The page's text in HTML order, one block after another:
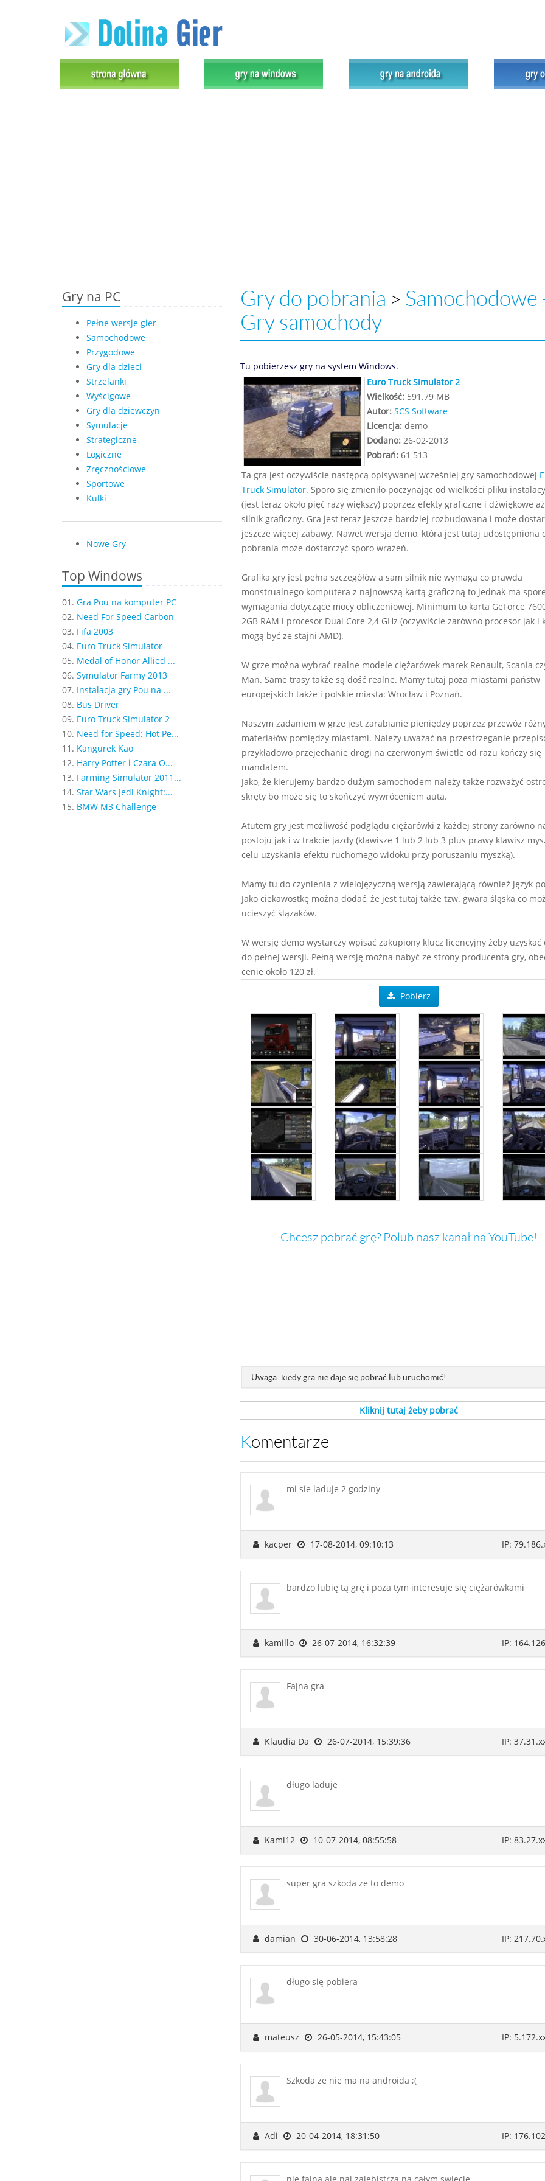
Gry na PC
Pełne wersje gier
Samochodowe
Przygodowe
Gry dla dzieci
Strzelanki
Wyścigowe
Gry dla dziewczyn
Symulacje
Strategiczne
Logiczne
Zręcznościowe
Sportowe
Kulki
Nowe Gry
Top Windows
01. Gra Pou na komputer PC
02. Need For Speed Carbon
03. Fifa 2003
04. Euro Truck Simulator
05. Medal of Honor Allied ...
06. Symulator Farmy 2013
07. Instalacja gry Pou na ...
08. Bus Driver
09. Euro Truck Simulator 2
10. Need for Speed: Hot Pe...
11. Kangurek Kao
12. Harry Potter i Czara O...
13. Farming Simulator 2011...
14. Star Wars Jedi Knight:...
15. BMW M3 Challenge
Gry do pobrania > Samochodowe
Gry samochody
Tu pobierzesz gry na system Windows.
Euro Truck Simulator 2
Wielkość:591.79 MB
Autor: SCS Software
Licencja:demo
Dodano:26-02-2013
Pobrań:61 513
Ta gra jest oczywiście następcą opisywanej wcześniej gry samochodowej
Truck Simulator. Sporo się zmieniło poczynając od wielkości pliku
(jest teraz około pięć razy większy) poprzez efekty graficzne i dźwiękowe aż
silnik graficzny. Gra jest teraz jeszcze bardziej rozbudowana i może
jeszcze więcej zabawy. Nawet wersja demo, która jest tutaj udostępniona
pobrania może dostarczyć sporo wrażeń.
Grafika gry jest pełna szczegółów a sam silnik nie wymaga co prawda
monstrualnego komputera z najnowszą kartą graficzną to jednak ma spore
wymagania dotyczące mocy obliczeniowej. Minimum to karta GeForce
2GB RAM i procesor Dual Core 2,4 GHz (oczywiście zarówno procesor jak i
mogą być ze stajni AMD).
W grze można wybrać realne modele ciężarówek marek Renault, Scania
Man. Same trasy także są dość realne. Mamy tutaj poza miastami państw
europejskich także i polskie miasta: Wrocław i Poznań.
Naszym zadaniem w grze jest zarabianie pieniędzy poprzez przewóz
materiałów pomiędzy miastami. Należy uważać na przestrzeganie
przykładowo przejechanie drogi na czerwonym świetle od razu kończy się
mandatem.
Jako, że kierujemy bardzo dużym samochodem należy także rozważyć
skręty bo może się to skończyć wywróceniem auta.
Atutem gry jest możliwość podglądu ciężarówki z każdej strony zarówno
postoju jak i w trakcie jazdy (klawisze 1 lub 2 lub 3 plus prawy klawisz
celu uzyskania efektu ruchomego widoku przy poruszaniu myszką).
Mamy tu do czynienia z wielojęzyczną wersją zawierającą również język
Jako ciekawostkę można dodać, że jest tutaj także tzw. gwara śląska co
ucieszyć ślązaków.
W wersję demo wystarczy wpisać zakupiony klucz licencyjny żeby uzyskać
do pełnej wersji. Pełną wersję można nabyć ze strony producenta gry,
cenie około 120 zł.
Pobierz
Chcesz pobrać grę? Polub nasz kanał na YouTube!
Uwaga: kiedy gra nie daje się pobrać lub uruchomić!
Kliknij tutaj żeby pobrać
Komentarze
mi sie laduje 2 godziny
kacper 17-08-2014, 09:10:13 IP:
bardzo lubię tą grę i poza tym interesuje się ciężarówkami
kamillo 26-07-2014, 16:32:39 IP:
Fajna gra
Klaudia Da 26-07-2014, 15:39:36 IP:
długo laduje
Kami12 10-07-2014, 08:55:58 IP:
super gra szkoda ze to demo
damian 30-06-2014, 13:58:28 IP:
długo się pobiera
mateusz 26-05-2014, 15:43:05 IP:
Szkoda ze nie ma na androida ;(
Adi 20-04-2014, 18:31:50 IP: